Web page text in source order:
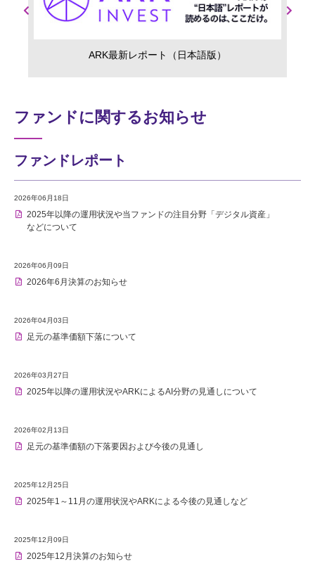
Previous
ARK最新レポート（日本語版）
Next
ファンドに関するお知らせ
ファンドレポート
2026年06月18日
2025年以降の運用状況や当ファンドの注目分野「デジタル資産」
などについて
2026年06月09日
2026年6月決算のお知らせ
2026年04月03日
足元の基準価額下落について
2026年03月27日
2025年以降の運用状況やARKによるAI分野の見通しについて
2026年02月13日
足元の基準価額の下落要因および今後の見通し
2025年12月25日
2025年1～11月の運用状況やARKによる今後の見通しなど
2025年12月09日
2025年12月決算のお知らせ